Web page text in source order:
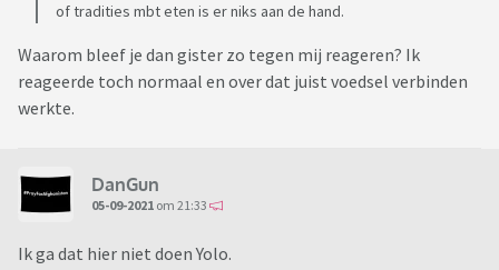
of tradities mbt eten is er niks aan de hand.
Waarom bleef je dan gister zo tegen mij reageren? Ik
reageerde toch normaal en over dat juist voedsel verbinden
werkte.
DanGun
05-09-2021 om 21:33
Ik ga dat hier niet doen Yolo.